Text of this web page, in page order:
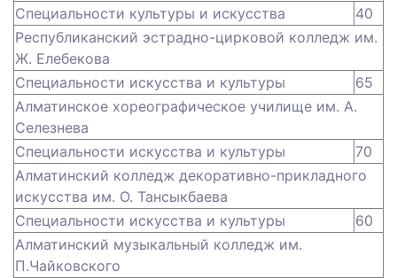
Специальности культуры и искусства
40
Республиканский эстрадно-цирковой колледж им.
Ж. Елебекова
Специальности искусства и культуры
65
Алматинское хореографическое училище им. А.
Селезнева
Специальности искусства и культуры
70
Алматинский колледж декоративно-прикладного
искусства им. О. Тансыкбаева
Специальности искусства и культуры
60
Алматинский музыкальный колледж им.
П.Чайковского